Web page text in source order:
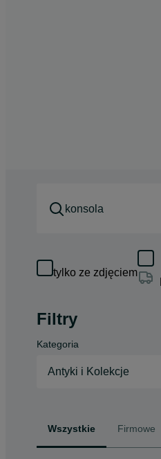
tylko ze zdjęciem
Filtry
Kategoria
Antyki i Kolekcje
Wszystkie Firmowe